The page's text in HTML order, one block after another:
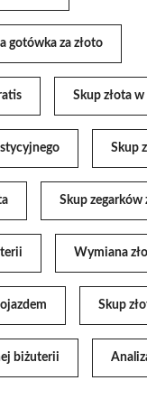
gotówka za złoto
Skup złota
Skup
Skup zegarków
Wymiana
Skup
biżuterii